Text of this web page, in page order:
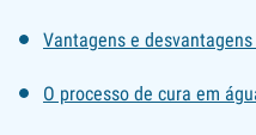
Vantagens e
O processo de cura em